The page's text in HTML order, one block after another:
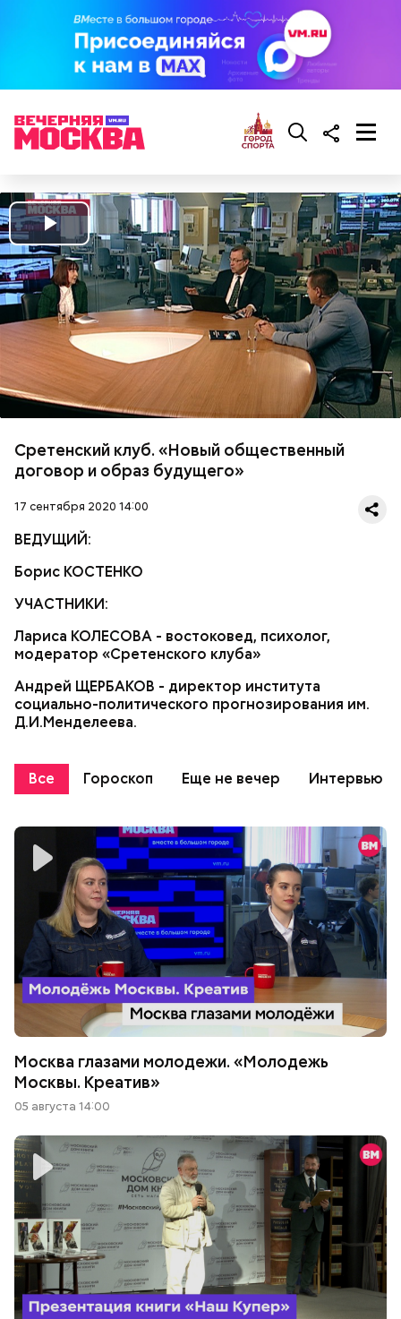
Play
Video
Сретенский клуб. «Новый общественный
договор и образ будущего»
17 сентября 2020 14:00
ВЕДУЩИЙ:
Борис КОСТЕНКО
УЧАСТНИКИ:
Лариса КОЛЕСОВА - востоковед, психолог,
модератор «Сретенского клуба»
Андрей ЩЕРБАКОВ - директор института
социально-политического прогнозирования им.
Д.И.Менделеева.
Все Гороскоп Еще не вечер Интервью
Москва глазами молодежи. «Молодежь
Москвы. Креатив»
05 августа 14:00